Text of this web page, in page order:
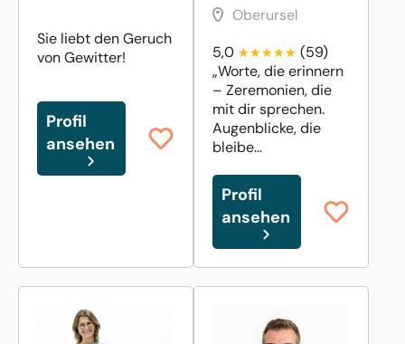
Sie liebt den Geruch
von Gewitter!
Profil
ansehen
Oberursel
5,0
(59)
„Worte, die erinnern
– Zeremonien, die
mit dir sprechen.
Augenblicke, die
bleibe...
Profil
ansehen